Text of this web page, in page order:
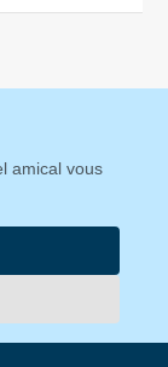
amical vous